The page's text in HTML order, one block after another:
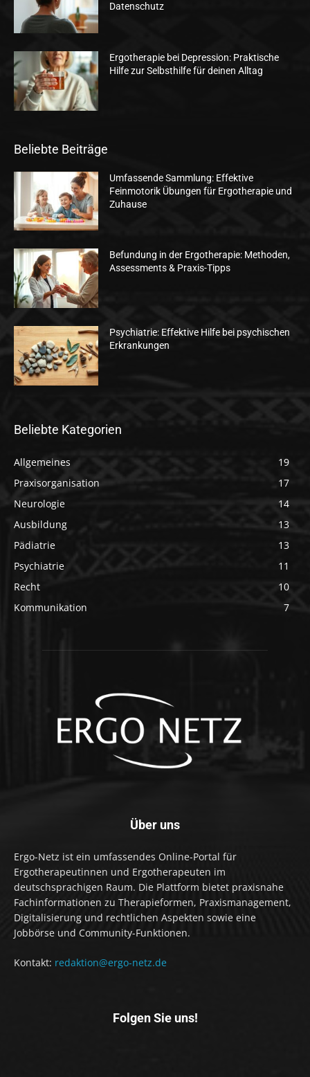
Datenschutz
Ergotherapie bei Depression: Praktische
Hilfe zur Selbsthilfe für deinen Alltag
Beliebte Beiträge
Umfassende Sammlung: Effektive
Feinmotorik Übungen für Ergotherapie und
Zuhause
Befundung in der Ergotherapie: Methoden,
Assessments & Praxis-Tipps
Psychiatrie: Effektive Hilfe bei psychischen
Erkrankungen
Beliebte Kategorien
Allgemeines
19
Praxisorganisation
17
Neurologie
14
Ausbildung
13
Pädiatrie
13
Psychiatrie
11
Recht
10
Kommunikation
7
Über uns
Ergo-Netz ist ein umfassendes Online-Portal für
Ergotherapeutinnen und Ergotherapeuten im
deutschsprachigen Raum. Die Plattform bietet praxisnahe
Fachinformationen zu Therapieformen, Praxismanagement,
Digitalisierung und rechtlichen Aspekten sowie eine
Jobbörse und Community-Funktionen.
Kontakt: redaktion@ergo-netz.de
Folgen Sie uns!